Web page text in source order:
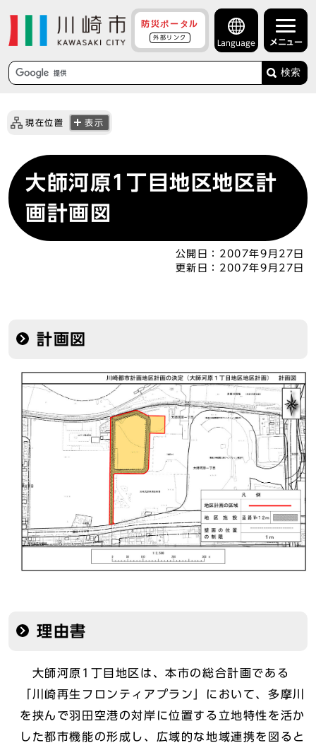
防災ポータル
外部リンク
Language メニュー
検索
現在位置 表示
大師河原1丁目地区地区計
画計画図
公開日： 2007年9月27日
更新日： 2007年9月27日
計画図
理由書
大師河原1丁目地区は、本市の総合計画である
「川崎再生フロンティアプラン」において、多摩川
を挟んで羽田空港の対岸に位置する立地特性を活か
した都市機能の形成し、広域的な地域連携を図ると